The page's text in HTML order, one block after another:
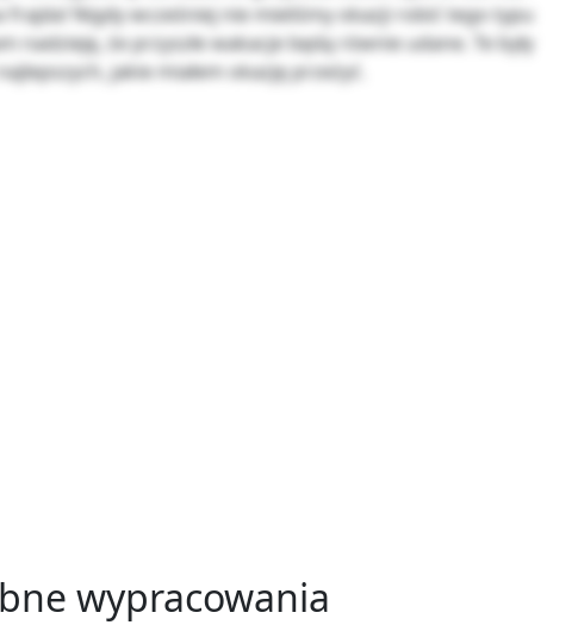
frajda! Nigdy wcześniej nie mieliśmy okazji robić tego typu
nadzieję, że przyszłe wakacje będą równie udane. Te były
jakie miałem okazję przeżyć.
wypracowania